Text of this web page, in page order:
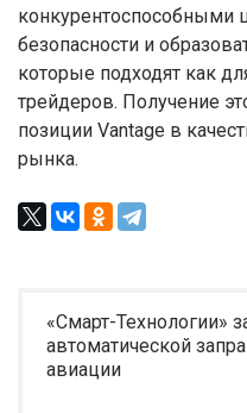
безопасности и
которые подходят как
трейдеров. Получение
позиции Vantage в
рынка.
«Смарт-Технологии»
автоматической
авиации